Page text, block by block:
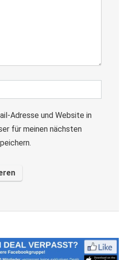
Adresse und Website in
für meinen nächsten